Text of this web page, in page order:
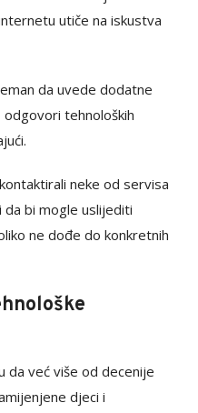
utiče na iskustva
da uvede dodatne
tehnoloških
neke od servisa
da bi mogle uslijediti
ne dođe do konkretnih
da već više od decenije
djeci i